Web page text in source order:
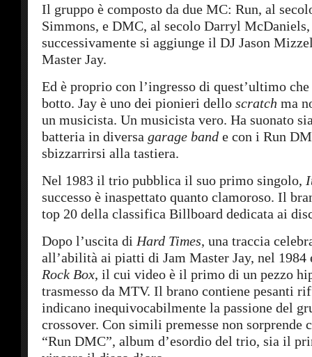
Il gruppo è composto da due MC: Run, al
Simmons, e DMC, al secolo Darryl
successivamente si aggiunge il DJ Jason
Master Jay.
Ed è proprio con l’ingresso di quest’ultimo
botto. Jay è uno dei pionieri dello scratch ma
un musicista. Un musicista vero. Ha suonato
batteria in diversa garage band e con i Run
sbizzarrirsi alla tastiera.
Nel 1983 il trio pubblica il suo primo singolo,
successo è inaspettato quanto clamoroso. Il
top 20 della classifica Billboard dedicata ai
Dopo l’uscita di Hard Times, una traccia
all’abilità ai piatti di Jam Master Jay, nel 1984
Rock Box, il cui video è il primo di un pezzo
trasmesso da MTV. Il brano contiene pesanti
indicano inequivocabilmente la passione del
crossover. Con simili premesse non sorprende
“Run DMC”, album d’esordio del trio, sia il